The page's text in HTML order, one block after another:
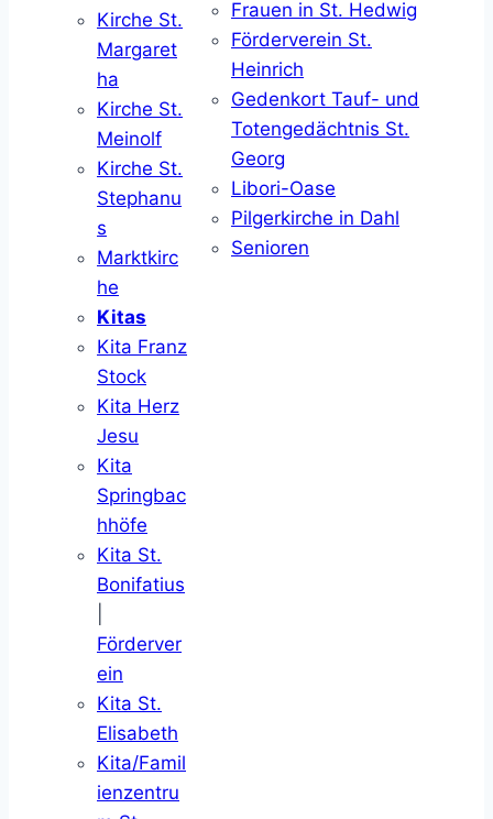
Kirche St.
Margaret
ha
Kirche St.
Meinolf
Kirche St.
Stephanu
s
Marktkirc
he
Kitas
Kita Franz
Stock
Kita Herz
Jesu
Kita
Springbac
hhöfe
Kita St.
Bonifatius
Förderver
ein
Kita St.
Elisabeth
Kita/Famil
ienzentru
Frauen in St. Hedwig
Förderverein St.
Heinrich
Gedenkort Tauf- und
Totengedächtnis St.
Georg
Libori-Oase
Pilgerkirche in Dahl
Senioren